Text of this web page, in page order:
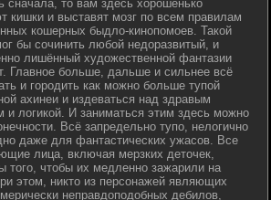
сначала, то вам здесь хорошенько
кишки и выставят мозг по всем правилам
кошерных быдло-кинопомоев. Такой
бы сочинить любой недоразвитый, и
лишённый художественной фантазии
Главное больше, дальше и сильнее всё
и городить как можно больше тупой
ахинеи и издеваться над здравым
и логикой. И заниматься этим здесь можно
Всё запредельно тупо, нелогично
даже для фантастических ужасов. Все
лица, включая мерзких деточек,
того, чтобы их медленно зажарили на
этом, никто из персонажей являющих
неправдоподобных дебилов,